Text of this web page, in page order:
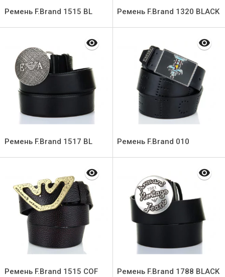
Ремень F.Brand 1515 BL Ремень F.Brand 1320 BLACK
Ремень F.Brand 1517 BL Ремень F.Brand 010
Ремень F.Brand 1515 COF Ремень F.Brand 1788 BLACK